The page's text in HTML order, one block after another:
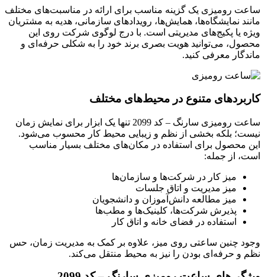
ساعت رومیزی یک گزینه مناسب برای ارائه در مناسبت‌های مختلف
مانند نمایشگاه‌ها، همایش‌ها، رویدادهای سازمانی، هدیه به مشتریان
ویژه یا پکیج‌های مدیریتی است. با درج لوگوی شرکت روی این
محصول، می‌توانید هویت بصری برند خود را به شکلی حرفه‌ای و
ماندگار معرفی کنید.
کاربردهای متنوع در محیط‌های مختلف
ساعت رومیزی سارنگ – کد 2099 تنها یک ابزار برای نمایش زمان
نیست؛ بلکه بخشی از نظم و زیبایی محیط کار محسوب می‌شود.
این محصول برای استفاده در مکان‌های مختلف بسیار مناسب
است، از جمله:
میز کار در شرکت‌ها و سازمان‌ها
میز مدیریت و اتاق جلسات
میز مطالعه دانش‌آموزان و دانشجویان
پذیرش شرکت‌ها، کلینیک‌ها و مطب‌ها
استفاده در فضای خانه و اتاق کار
وجود چنین ساعتی روی میز، علاوه بر کمک به مدیریت زمان، حس
نظم و حرفه‌ای بودن را نیز به محیط منتقل می‌کند.